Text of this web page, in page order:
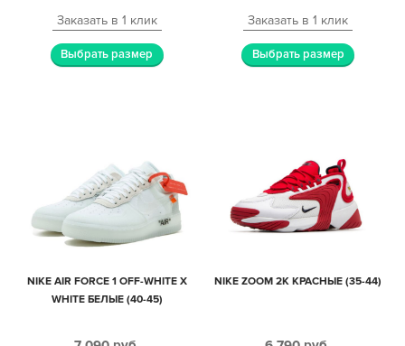
Заказать в 1 клик
Выбрать размер
Заказать в 1 клик
Выбрать размер
NIKE AIR FORCE 1 OFF-WHITE X
WHITE БЕЛЫЕ (40-45)
NIKE ZOOM 2K КРАСНЫЕ (35-44)